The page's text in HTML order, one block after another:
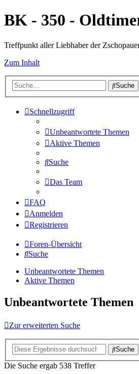
BK - 350 -
Treffpunkt aller Liebhaber der
Zum Inhalt
Suche
Schnellzugriff
Unbeantwortete Themen
Aktive Themen
Suche
Das Team
FAQ
Anmelden
Registrieren
Foren-Übersicht
Suche
Unbeantwortete Themen
Aktive Themen
Unbeantwortete Themen
Zur erweiterten Suche
Suche
Die Suche ergab 538 Treffer